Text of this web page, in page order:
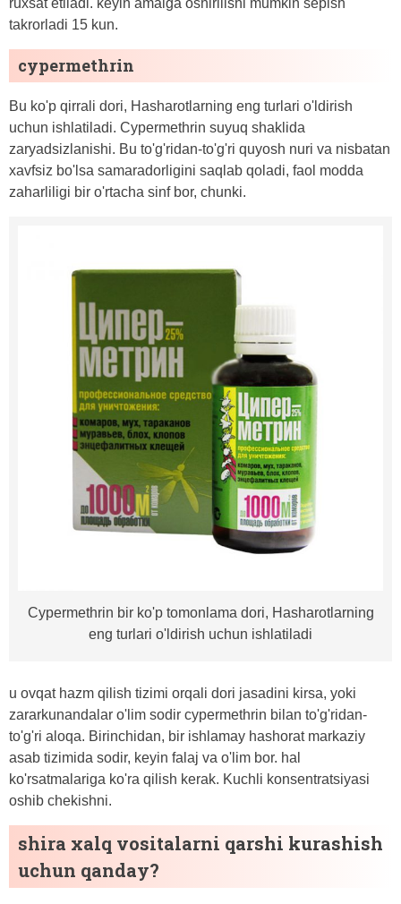
ruxsat etiladi. keyin amalga oshirilishi mumkin sepish
takrorladi 15 kun.
cypermethrin
Bu ko'p qirrali dori, Hasharotlarning eng turlari o'ldirish
uchun ishlatiladi. Cypermethrin suyuq shaklida
zaryadsizlanishi. Bu to'g'ridan-to'g'ri quyosh nuri va nisbatan
xavfsiz bo'lsa samaradorligini saqlab qoladi, faol modda
zaharliligi bir o'rtacha sinf bor, chunki.
Cypermethrin bir ko'p tomonlama dori, Hasharotlarning
eng turlari o'ldirish uchun ishlatiladi
u ovqat hazm qilish tizimi orqali dori jasadini kirsa, yoki
zararkunandalar o'lim sodir cypermethrin bilan to'g'ridan-
to'g'ri aloqa. Birinchidan, bir ishlamay hashorat markaziy
asab tizimida sodir, keyin falaj va o'lim bor. hal
ko'rsatmalariga ko'ra qilish kerak. Kuchli konsentratsiyasi
oshib chekishni.
shira xalq vositalarni qarshi kurashish
uchun qanday?